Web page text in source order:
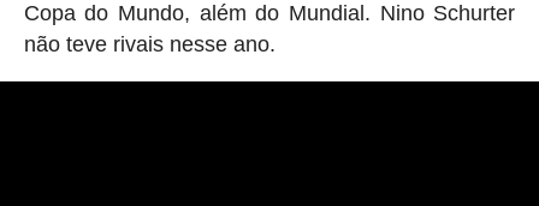
Copa do Mundo, além do Mundial. Nino Schurter
não teve rivais nesse ano.